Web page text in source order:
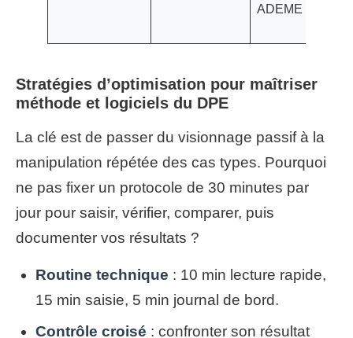
ADEME
Stratégies d’optimisation pour maîtriser
méthode et logiciels du DPE
La clé est de passer du visionnage passif à la
manipulation répétée des cas types. Pourquoi
ne pas fixer un protocole de 30 minutes par
jour pour saisir, vérifier, comparer, puis
documenter vos résultats ?
Routine technique : 10 min lecture rapide,
15 min saisie, 5 min journal de bord.
Contrôle croisé : confronter son résultat